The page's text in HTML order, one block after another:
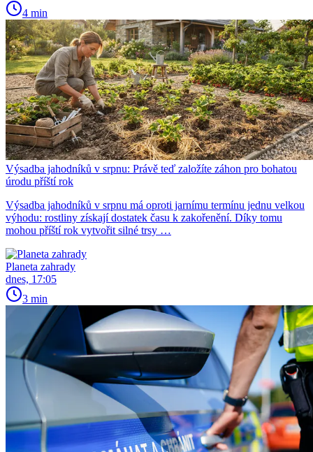
4 min
Výsadba jahodníků v srpnu: Právě teď založíte záhon pro bohatou
úrodu příští rok
Výsadba jahodníků v srpnu má oproti jarnímu termínu jednu velkou
výhodu: rostliny získají dostatek času k zakořenění. Díky tomu
mohou příští rok vytvořit silné trsy …
Planeta zahrady
dnes, 17:05
3 min